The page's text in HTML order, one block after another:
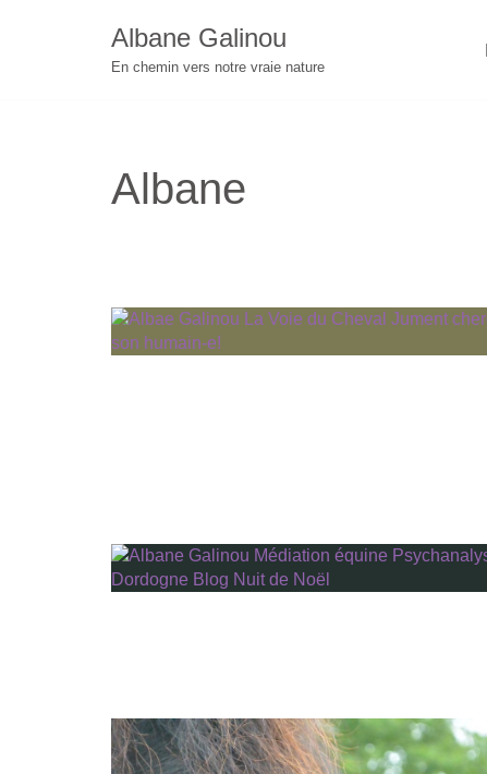
Albane Galinou
En chemin vers notre vraie nature
Albane